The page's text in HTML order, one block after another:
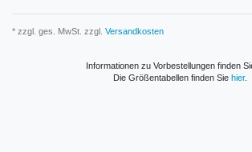
* zzgl. ges. MwSt. zzgl. Versandkosten
Informationen zu Vorbestellungen finden
Die Größentabellen finden Sie hier.